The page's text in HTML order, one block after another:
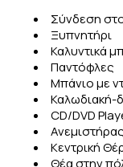
Σύνδεση
Ξυπνητήρι
Καλυντικά
Παντόφλες
Μπάνιο με
Καλωδιακή-
CD/DVD
Κεντρική